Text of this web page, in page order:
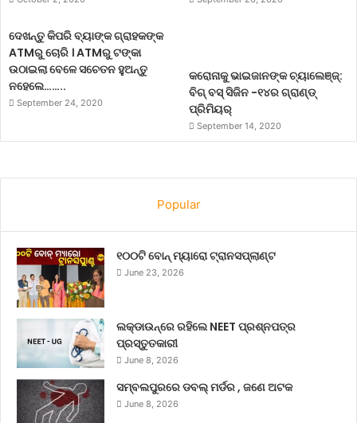
ଦେଖନ୍ତୁ କିପରି ବ୍ୟାଙ୍କ ଗ୍ରାହକଙ୍କ
ATMରୁ ଚୋରି । ATMରୁ ଟଙ୍କା
ଉଠାଇଲା ବେଳେ ସଚେତନ ହୁଅନ୍ତୁ
ନହେଲେ……..
September 24, 2020
କରୋନାକୁ ଭାଇଜାନଙ୍କ ଚ୍ୟାଲେଞ୍ଜ୍:
ବିଗ୍ ବସ୍ ସିଜିନ -୧୪ର ଗ୍ରାଣ୍ଡ୍
ପ୍ରିମିୟର୍
September 14, 2020
Popular
୧୦୦ଟି ବୋନ୍ ମ୍ୟାରୋ ଟ୍ରାନସପ୍ଲାଣ୍ଟ
June 23, 2026
ଲକ୍‌ଡାଉନ୍‌ରେ ରହିଲେ NEET ପ୍ରଶ୍ନପତ୍ର
ପ୍ରସ୍ତୁତକାରୀ
June 8, 2026
ସମ୍ବଲପୁରରେ ଡବଲ୍ ମର୍ଡର , ଜଣେ ଅଟକ
June 8, 2026